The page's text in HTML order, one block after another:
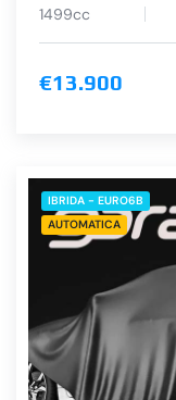
1499cc
€13.900
IBRIDA - EURO6B
AUTOMATICA